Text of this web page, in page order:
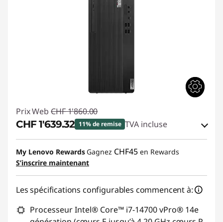
Prix Web CHF 1'860.00
CHF 1'639.32 11% de remise TVA incluse
Bons de réduction en ligne :-CHF 220.68
Code de réduction :
My Lenovo Rewards Gagnez CHF45 en Rewards
S’inscrire maintenant
Les spécifications configurables commencent à:
Processeur Intel® Core™ i7-14700 vPro® 14e